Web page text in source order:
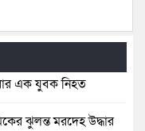
এক যুবক নিহত
ঝুলন্ত মরদেহ উদ্ধার